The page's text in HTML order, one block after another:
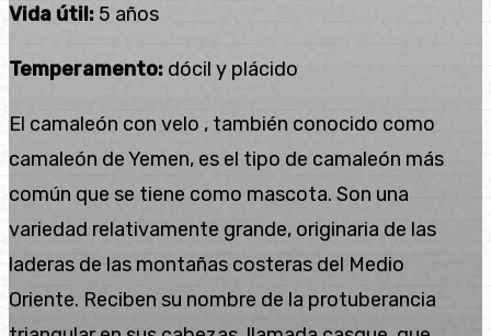
Vida útil: 5 años
Temperamento: dócil y plácido
El camaleón con velo , también conocido como
camaleón de Yemen, es el tipo de camaleón más
común que se tiene como mascota. Son una
variedad relativamente grande, originaria de las
laderas de las montañas costeras del Medio
Oriente. Reciben su nombre de la protuberancia